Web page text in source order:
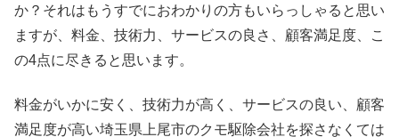
か？それはもうすでにおわかりの方もいらっしゃると思い
ますが、料金、技術力、サービスの良さ、顧客満足度、こ
の4点に尽きると思います。
料金がいかに安く、技術力が高く、サービスの良い、顧客
満足度が高い埼玉県上尾市のクモ駆除会社を探さなくては